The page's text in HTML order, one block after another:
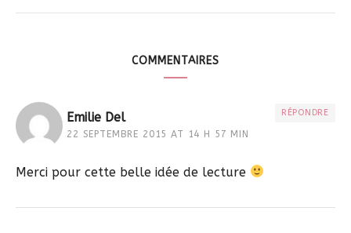
COMMENTAIRES
Emilie Del
22 SEPTEMBRE 2015 AT 14 H 57 MIN
RÉPONDRE
Merci pour cette belle idée de lecture